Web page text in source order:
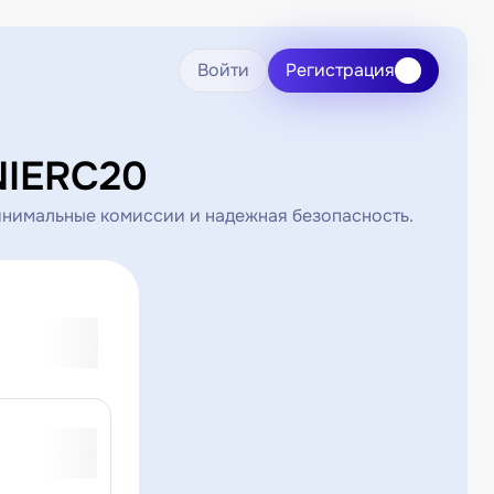
Войти Регистрация
комиссии и надежная безопасность.